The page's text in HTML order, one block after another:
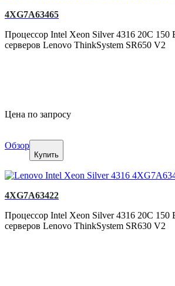
4XG7A63465
Процессор Intel Xeon Silver 4316 20C 150
серверов Lenovo ThinkSystem SR650 V2
Цена по запросу
Обзор
Купить
4XG7A63422
Процессор Intel Xeon Silver 4316 20C 150
серверов Lenovo ThinkSystem SR630 V2